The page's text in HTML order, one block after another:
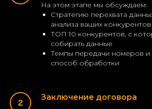
На этом этапе мы обсуждаем:
Стратегию перехвата
анализа ваших конкурентов
ТОП 10 конкурентов, с
собирать данные
Темпы передачи номеров
способ обработки
Заключение договора